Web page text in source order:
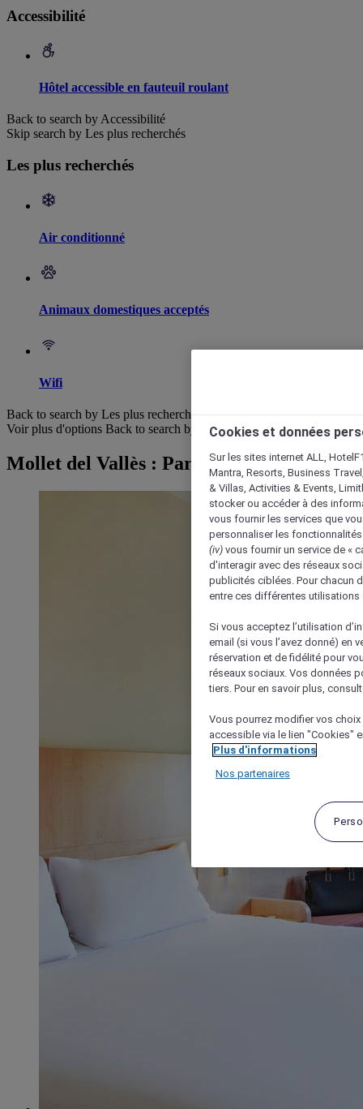
Accessibilité
Hôtel accessible en fauteuil roulant
Back to search by Accessibilité
Skip search by Les plus recherchés
Les plus recherchés
Air conditionné
Animaux domestiques acceptés
Wifi
Back to search by Les plus recherchés
Voir plus d'options Back to search by categories
Mollet del Vallès : Parcourir les hôtels
Cookies et données
Sur les sites internet ALL,
Mantra, Resorts, Business
& Villas, Activities & Events,
stocker ou accéder à des
vous fournir les services que
personnaliser les
(iv) vous fournir un service de «
d'interagir avec des réseaux
publicités ciblées. Pour chacun
entre ces différentes utilisations
Si vous acceptez l’utilisation
email (si vous l’avez donné) en
réservation et de fidélité pour
réseaux sociaux. Vos données
tiers. Pour en savoir plus,
Vous pourrez modifier vos
accessible via le lien "Cookies"
Plus d'informations
Nos partenaires